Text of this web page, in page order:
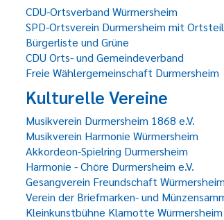
CDU-Ortsverband Würmersheim
SPD-Ortsverein Durmersheim mit
Bürgerliste und Grüne
CDU Orts- und Gemeindeverband
Freie Wählergemeinschaft Durmersheim
Kulturelle Vereine
Musikverein Durmersheim 1868 e.V.
Musikverein Harmonie Würmersheim
Akkordeon-Spielring Durmersheim
Harmonie - Chöre Durmersheim e.V.
Gesangverein Freundschaft Würmersheim
Verein der Briefmarken- und
Kleinkunstbühne Klamotte Würmersheim